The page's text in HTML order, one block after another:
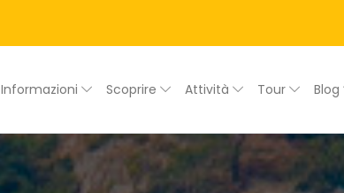
Informazioni Scoprire Attività Tour Blog